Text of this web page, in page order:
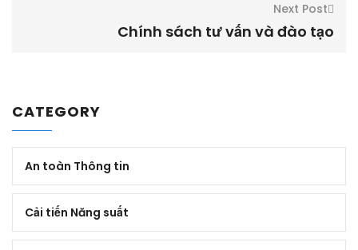
Next Post
Chính sách tư vấn và đào tạo
CATEGORY
An toàn Thông tin
Cải tiến Năng suất